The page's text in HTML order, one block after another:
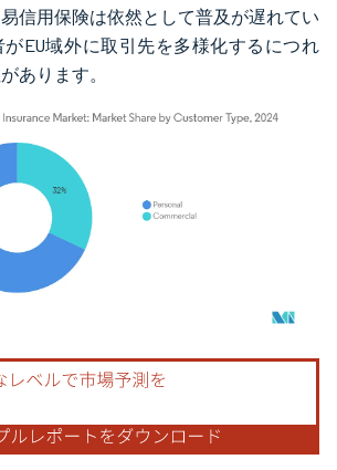
信用保険は依然として普及が遅れてい
がEU域外に取引先を多様化するにつれ
あります。
。再利用にはCC BY 4.0の表示が必要です。